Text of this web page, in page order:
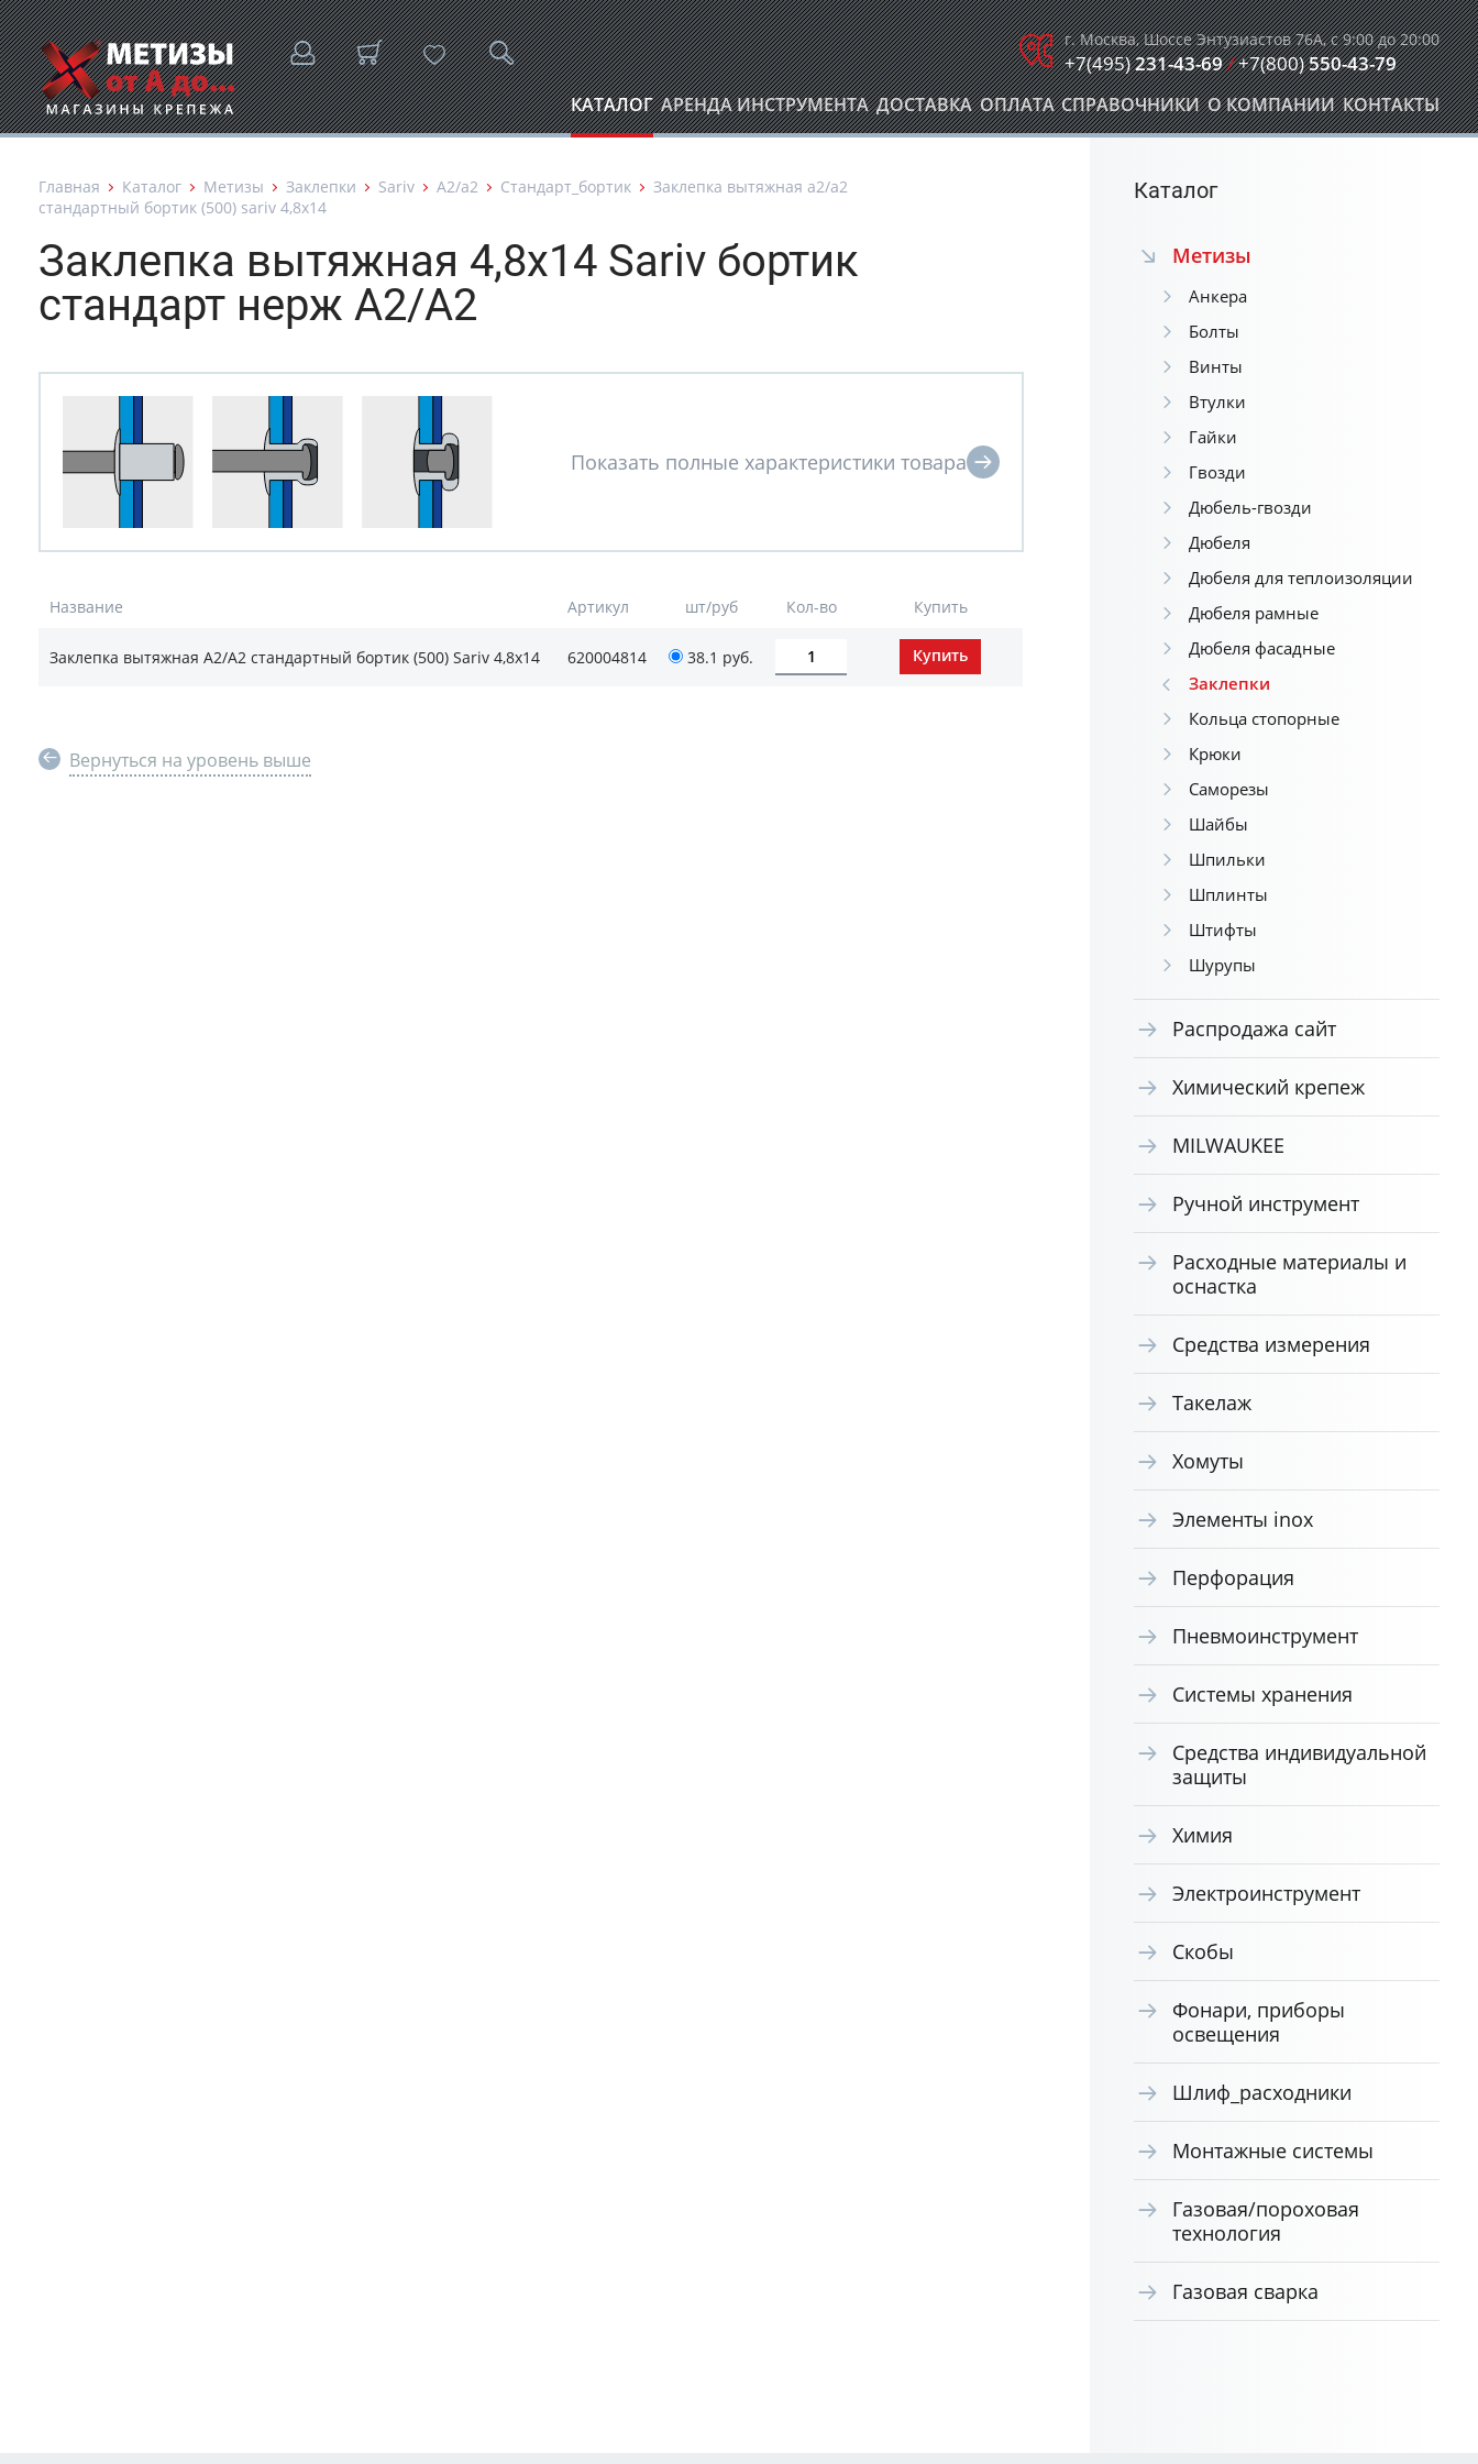
г. Москва, Шоссе Энтузиастов 76А, с 9:00 до 20:00
+7(495)231-43-69/+7(800)550-43-79
КАТАЛОГ АРЕНДА ИНСТРУМЕНТА ДОСТАВКА ОПЛАТА СПРАВОЧНИКИ О КОМПАНИИ КОНТАКТЫ
Главная Каталог Метизы Заклепки Sariv А2/а2 Стандарт_бортик
Заклепка вытяжная а2/а2
стандартный бортик (500) sariv 4,8х14
Заклепка вытяжная 4,8х14 Sariv бортик
стандарт нерж А2/А2
Название Артикул шт/руб Кол-во Купить
Заклепка вытяжная А2/А2 стандартный бортик (500) Sariv 4,8х14 620004814 38.1 руб.
Вернуться на уровень выше
Каталог
Метизы
Анкера
Болты
Винты
Втулки
Гайки
Гвозди
Дюбель-гвозди
Дюбеля
Дюбеля для теплоизоляции
Дюбеля рамные
Дюбеля фасадные
Заклепки
Кольца стопорные
Крюки
Саморезы
Шайбы
Шпильки
Шплинты
Штифты
Шурупы
Распродажа сайт
Химический крепеж
MILWAUKEE
Ручной инструмент
Расходные материалы и
оснастка
Средства измерения
Такелаж
Хомуты
Элементы inox
Перфорация
Пневмоинструмент
Системы хранения
Средства индивидуальной
защиты
Химия
Электроинструмент
Скобы
Фонари, приборы
освещения
Шлиф_расходники
Монтажные системы
Газовая/пороховая
технология
Газовая сварка